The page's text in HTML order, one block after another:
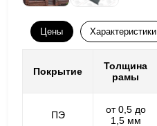
Цены Характеристики
Покрытие
Толщина
рамы
ПЭ
от 0,5 до
1,5 мм